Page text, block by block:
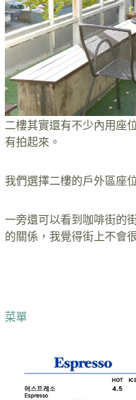
二樓其實還有不少內用座
有拍起來。
我們選擇二樓的戶外區座
一旁還可以看到咖啡街的
的關係，我覺得街上不會
菜單